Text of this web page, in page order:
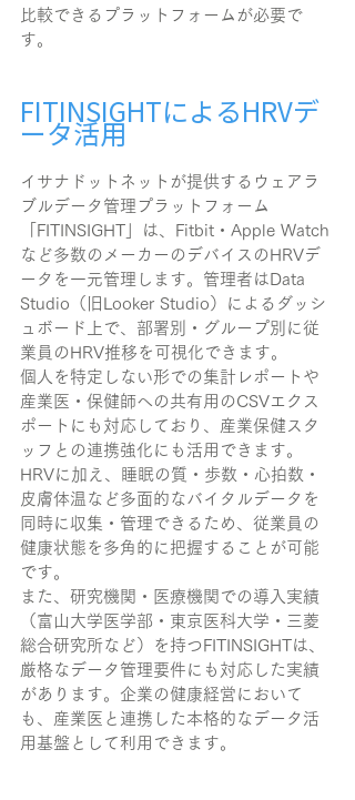
比較できるプラットフォームが必要で
す。
FITINSIGHTによるHRVデ
ータ活用
イサナドットネットが提供するウェアラ
ブルデータ管理プラットフォーム
「FITINSIGHT」は、Fitbit・Apple Watch
など多数のメーカーのデバイスのHRVデ
ータを一元管理します。管理者はData
Studio（旧Looker Studio）によるダッシ
ュボード上で、部署別・グループ別に従
業員のHRV推移を可視化できます。
個人を特定しない形での集計レポートや
産業医・保健師への共有用のCSVエクス
ポートにも対応しており、産業保健スタ
ッフとの連携強化にも活用できます。
HRVに加え、睡眠の質・歩数・心拍数・
皮膚体温など多面的なバイタルデータを
同時に収集・管理できるため、従業員の
健康状態を多角的に把握することが可能
です。
また、研究機関・医療機関での導入実績
（富山大学医学部・東京医科大学・三菱
総合研究所など）を持つFITINSIGHTは、
厳格なデータ管理要件にも対応した実績
があります。企業の健康経営において
も、産業医と連携した本格的なデータ活
用基盤として利用できます。